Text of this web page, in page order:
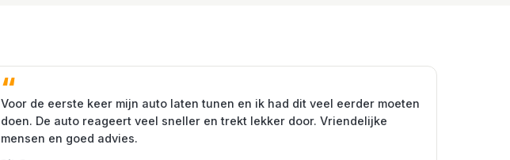
Voor de eerste keer mijn auto laten tunen en ik had dit veel eerder moeten
doen. De auto reageert veel sneller en trekt lekker door. Vriendelijke
mensen en goed advies.